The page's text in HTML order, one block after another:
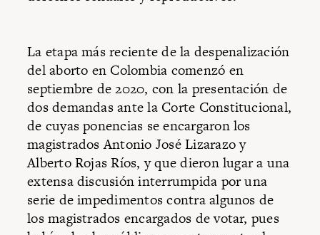
La etapa más reciente de la despenalización
del aborto en Colombia comenzó en
septiembre de 2020, con la presentación de
dos demandas ante la Corte Constitucional,
de cuyas ponencias se encargaron los
magistrados Antonio José Lizarazo y
Alberto Rojas Ríos, y que dieron lugar a una
extensa discusión interrumpida por una
serie de impedimentos contra algunos de
los magistrados encargados de votar, pues